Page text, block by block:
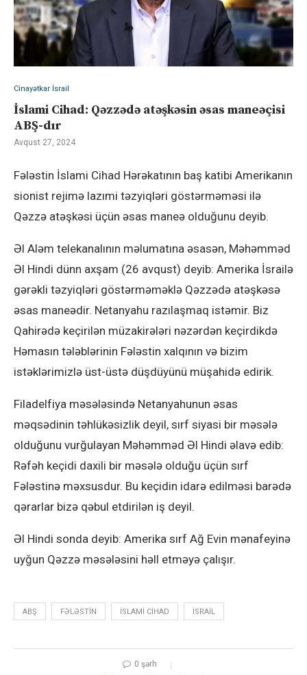
Cinayətkar İsrail
İslami Cihad: Qəzzədə atəşkəsin əsas maneəçisi
ABŞ-dır
Avqust 27, 2024
Fələstin İslami Cihad Hərəkatının baş katibi Amerikanın
sionist rejimə lazımi təzyiqləri göstərməməsi ilə
Qəzzə atəşkəsi üçün əsas maneə olduğunu deyib.
Əl Aləm telekanalının məlumatına əsasən, Məhəmməd
Əl Hindi dünn axşam (26 avqust) deyib: Amerika İsrailə
gərəkli təzyiqləri göstərməməklə Qəzzədə atəşkəsə
əsas maneədir. Netanyahu razılaşmaq istəmir. Biz
Qahirədə keçirilən müzakirələri nəzərdən keçirdikdə
Həmasın tələblərinin Fələstin xalqının və bizim
istəklərimizlə üst-üstə düşdüyünü müşahidə edirik.
Filadelfiya məsələsində Netanyahunun əsas
məqsədinin təhlükəsizlik deyil, sırf siyasi bir məsələ
olduğunu vurğulayan Məhəmməd Əl Hindi əlavə edib:
Rəfəh keçidi daxili bir məsələ olduğu üçün sırf
Fələstinə məxsusdur. Bu keçidin idarə edilməsi barədə
qərarlar bizə qəbul etdirilən iş deyil.
Əl Hindi sonda deyib: Amerika sırf Ağ Evin mənafeyinə
uyğun Qəzzə məsələsini həll etməyə çalışır.
ABŞ FƏLƏSTIN ISLAMI CIHAD ISRAIL
0 şərh